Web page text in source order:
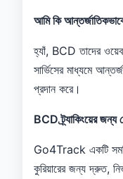
আমি কি
হ্যাঁ, BCD তাদের
সার্ভিসের মাধ্যমে
প্রদান করে।
BCD ট্র্যাকিংয়ের
Go4Track একটি
কুরিয়ারের জন্য দ্রুত,